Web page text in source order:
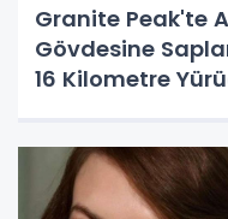
Granite Peak'te
Gövdesine
16 Kilometre